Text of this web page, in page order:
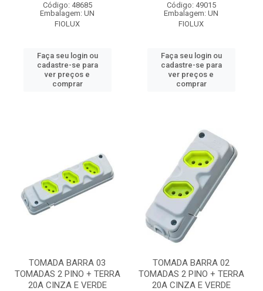
Código: 48685
Embalagem: UN
FIOLUX
Faça seu login ou
cadastre-se para
ver preços e
comprar
Código: 49015
Embalagem: UN
FIOLUX
Faça seu login ou
cadastre-se para
ver preços e
comprar
TOMADA BARRA 03
TOMADAS 2 PINO + TERRA
20A CINZA E VERDE
TOMADA BARRA 02
TOMADAS 2 PINO + TERRA
20A CINZA E VERDE